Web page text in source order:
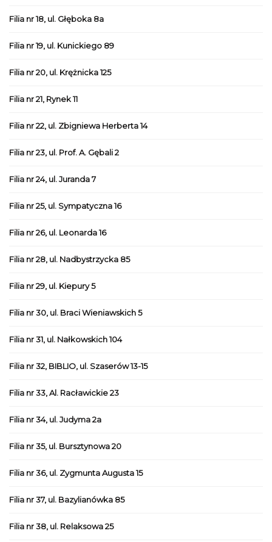
Filia nr 18, ul. Głęboka 8a
Filia nr 19, ul. Kunickiego 89
Filia nr 20, ul. Krężnicka 125
Filia nr 21, Rynek 11
Filia nr 22, ul. Zbigniewa Herberta 14
Filia nr 23, ul. Prof. A. Gębali 2
Filia nr 24, ul. Juranda 7
Filia nr 25, ul. Sympatyczna 16
Filia nr 26, ul. Leonarda 16
Filia nr 28, ul. Nadbystrzycka 85
Filia nr 29, ul. Kiepury 5
Filia nr 30, ul. Braci Wieniawskich 5
Filia nr 31, ul. Nałkowskich 104
Filia nr 32, BIBLIO, ul. Szaserów 13-15
Filia nr 33, Al. Racławickie 23
Filia nr 34, ul. Judyma 2a
Filia nr 35, ul. Bursztynowa 20
Filia nr 36, ul. Zygmunta Augusta 15
Filia nr 37, ul. Bazylianówka 85
Filia nr 38, ul. Relaksowa 25